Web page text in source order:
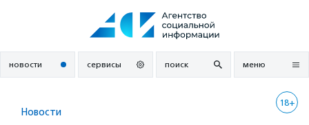
новости сервисы поиск меню
18+
Новости